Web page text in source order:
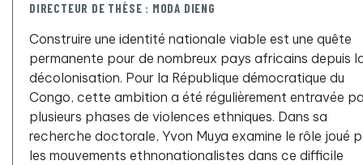
DIRECTEUR DE THÈSE : MODA DIENG
Construire une identité nationale viable est une quête
permanente pour de nombreux pays africains depuis
décolonisation. Pour la République démocratique du
Congo, cette ambition a été régulièrement entravée
plusieurs phases de violences ethniques. Dans sa
recherche doctorale, Yvon Muya examine le rôle joué
les mouvements ethnonationalistes dans ce difficile